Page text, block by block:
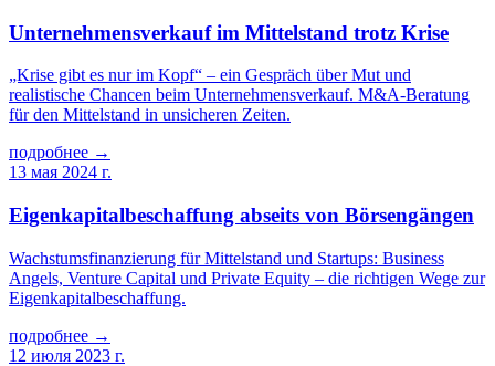
Unternehmensverkauf im Mittelstand trotz Krise
„Krise gibt es nur im Kopf“ – ein Gespräch über Mut und
realistische Chancen beim Unternehmensverkauf. M&A-Beratung
für den Mittelstand in unsicheren Zeiten.
подробнее →
13 мая 2024 г.
Eigenkapitalbeschaffung abseits von Börsengängen
Wachstumsfinanzierung für Mittelstand und Startups: Business
Angels, Venture Capital und Private Equity – die richtigen Wege zur
Eigenkapitalbeschaffung.
подробнее →
12 июля 2023 г.